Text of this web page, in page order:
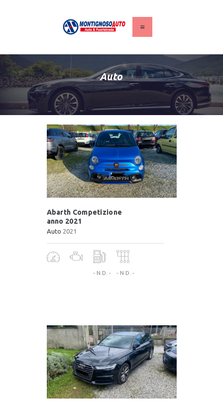
Auto
HOME
AUTO
VEICOLI COMMERCIALI
CAMPER
SERVIZI
CONTATTI
Abarth Competizione
anno 2021
Auto 2021
- N.D. - - N.D. -